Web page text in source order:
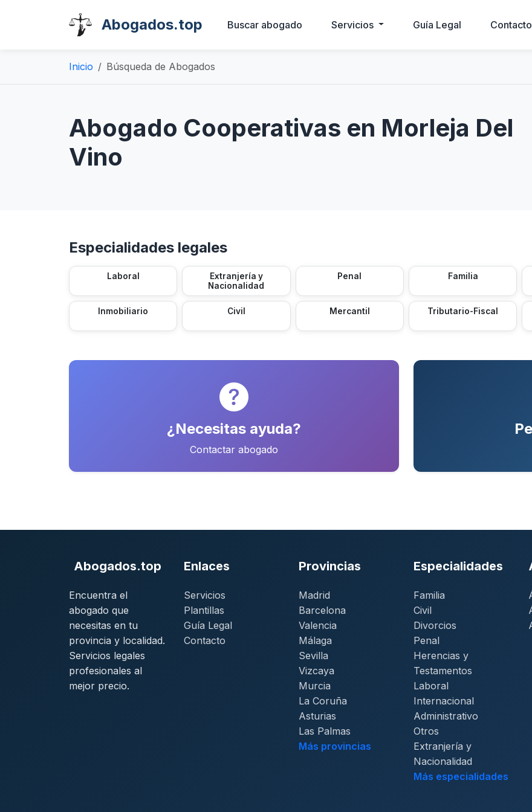
Abogados.top Buscar abogado Servicios Guía Legal Contacto
Inicio Búsqueda de Abogados
Abogado Cooperativas en Morleja Del
Vino
Especialidades legales
Laboral
Extranjería y
Nacionalidad
Penal Familia
Inmobiliario Civil Mercantil Tributario-Fiscal
¿Necesitas ayuda?
Contactar abogado
Abogados.top
Encuentra el
abogado que
necesitas en tu
provincia y localidad.
Servicios legales
profesionales al
mejor precio.
Enlaces
Servicios
Plantillas
Guía Legal
Contacto
Provincias
Madrid
Barcelona
Valencia
Málaga
Sevilla
Vizcaya
Murcia
La Coruña
Asturias
Las Palmas
Más provincias
Especialidades
Familia
Civil
Divorcios
Penal
Herencias y
Testamentos
Laboral
Internacional
Administrativo
Otros
Extranjería y
Nacionalidad
Más especialidades